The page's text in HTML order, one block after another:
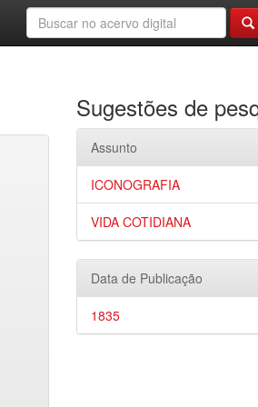
Sugestões de
Assunto
ICONOGRAFIA
VIDA COTIDIANA
Data de Publicação
1835